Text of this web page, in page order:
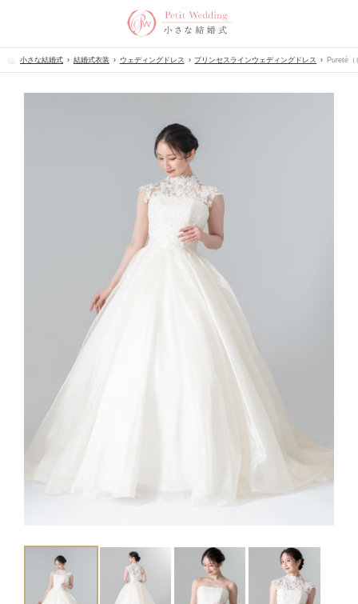
小さな結婚式 結婚式衣装 ウェディングドレス プリンセスラインウェディングドレス Puretè（